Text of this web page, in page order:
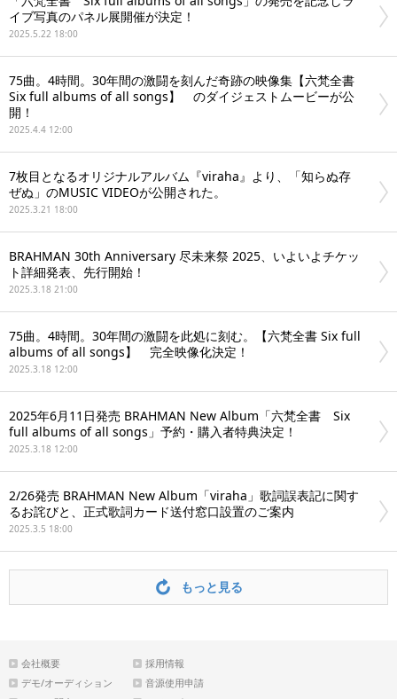
イブ写真のパネル展開催が決定！
2025.5.22 18:00
75曲。4時間。30年間の激闘を刻んだ奇跡の映像集【六梵全書
Six full albums of all songs】 のダイジェストムービーが公
開！
2025.4.4 12:00
7枚目となるオリジナルアルバム『viraha』より、「知らぬ存
ぜぬ」のMUSIC VIDEOが公開された。
2025.3.21 18:00
BRAHMAN 30th Anniversary 尽未来祭 2025、いよいよチケッ
ト詳細発表、先行開始！
2025.3.18 21:00
75曲。4時間。30年間の激闘を此処に刻む。【六梵全書 Six full
albums of all songs】 完全映像化決定！
2025.3.18 12:00
2025年6月11日発売 BRAHMAN New Album「六梵全書 Six
full albums of all songs」予約・購入者特典決定！
2025.3.18 12:00
2/26発売 BRAHMAN New Album「viraha」歌詞誤表記に関す
るお詫びと、正式歌詞カード送付窓口設置のご案内
2025.3.5 18:00
もっと見る
会社概要
採用情報
デモ/オーディション
音源使用申請